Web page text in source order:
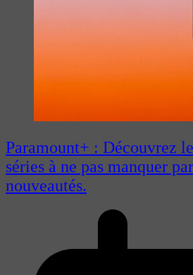
Paramount+ : Découvrez
séries à ne pas manquer
nouveautés.